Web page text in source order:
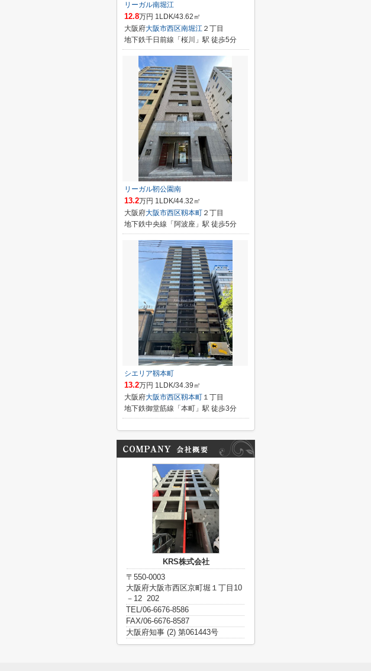
リーガル南堀江
12.8万円 1LDK/43.62㎡
大阪府大阪市西区南堀江 ２丁目
地下鉄千日前線「桜川」駅 徒歩5分
リーガル靭公園南
13.2万円 1LDK/44.32㎡
大阪府大阪市西区靱本町 ２丁目
地下鉄中央線「阿波座」駅 徒歩5分
シエリア靱本町
13.2万円 1LDK/34.39㎡
大阪府大阪市西区靱本町 １丁目
地下鉄御堂筋線「本町」駅 徒歩3分
KRS株式会社
〒550-0003
大阪府大阪市西区京町堀１丁目10
－12 202
TEL/06-6676-8586
FAX/06-6676-8587
大阪府知事 (2) 第061443号